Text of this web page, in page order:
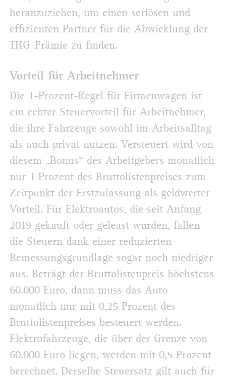
heranzuziehen, um einen seriösen und
effizienten Partner für die Abwicklung der
THG-Prämie zu finden.
Vorteil für Arbeitnehmer
Die 1-Prozent-Regel für Firmenwagen ist
ein echter Steuervorteil für Arbeitnehmer,
die ihre Fahrzeuge sowohl im Arbeitsalltag
als auch privat nutzen. Versteuert wird von
diesem „Bonus“ des Arbeitgebers monatlich
nur 1 Prozent des Bruttolistenpreises zum
Zeitpunkt der Erstzulassung als geldwerter
Vorteil. Für Elektroautos, die seit Anfang
2019 gekauft oder geleast wurden, fallen
die Steuern dank einer reduzierten
Bemessungsgrundlage sogar noch niedriger
aus. Beträgt der Bruttolistenpreis höchstens
60.000 Euro, dann muss das Auto
monatlich nur mit 0,25 Prozent des
Bruttolistenpreises besteuert werden.
Elektrofahrzeuge, die über der Grenze von
60.000 Euro liegen, werden mit 0,5 Prozent
berechnet. Derselbe Steuersatz gilt auch für